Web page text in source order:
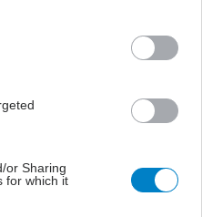
or Sharing
for which it